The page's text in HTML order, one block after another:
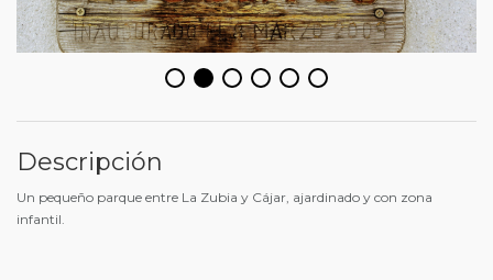
Descripción
Un pequeño parque entre La Zubia y Cájar, ajardinado y con zona
infantil.